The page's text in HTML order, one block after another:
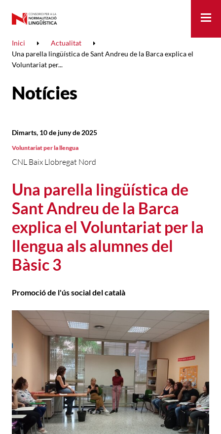
Inici
Actualitat
Una parella lingüística de Sant Andreu de la Barca explica el
Voluntariat per...
Notícies
Una parella lingüística de
Sant Andreu de la Barca
explica el Voluntariat per la
llengua als alumnes del
Bàsic 3
CNL Baix Llobregat Nord
Dimarts, 10 de juny de 2025
Voluntariat per la llengua
Promoció de l'ús social del català